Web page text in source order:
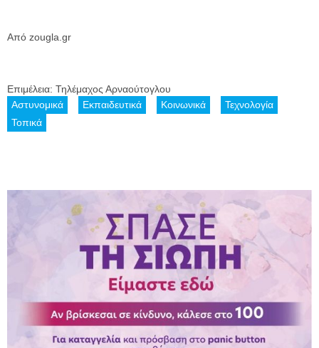
Από zougla.gr
Επιμέλεια: Τηλέμαχος Αρναούτογλου
Αστυνομικά
Εκπαιδευτικά Κοινωνικά
Τεχνολογία
Τοπικά